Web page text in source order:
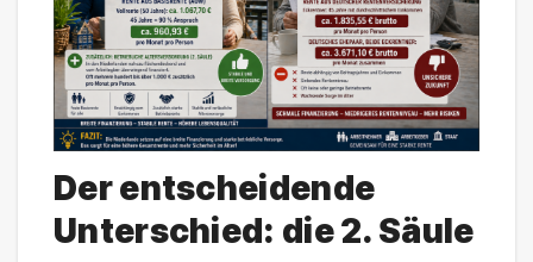
Der entscheidende
Unterschied: die 2. Säule